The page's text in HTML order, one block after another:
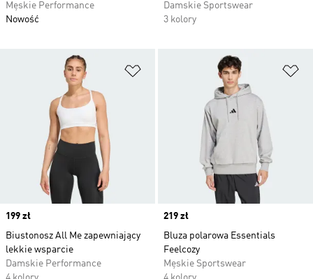
Męskie Performance
Nowość
Damskie Sportswear
3 kolory
Dodaj do listy życzeń
Price
199 zł
Biustonosz All Me zapewniający
lekkie wsparcie
Damskie Performance
Price
219 zł
Bluza polarowa Essentials
Feelcozy
Męskie Sportswear